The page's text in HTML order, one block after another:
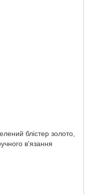
блістер золото,
в'язання